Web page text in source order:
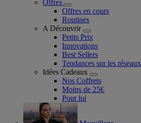
Offres
Offres en cours
Routines
A Découvrir
Petits Prix
Innovations
Best Sellers
Tendances sur les réseaux
Idées Cadeaux
Nos Coffrets
Moins de 25€
Pour lui